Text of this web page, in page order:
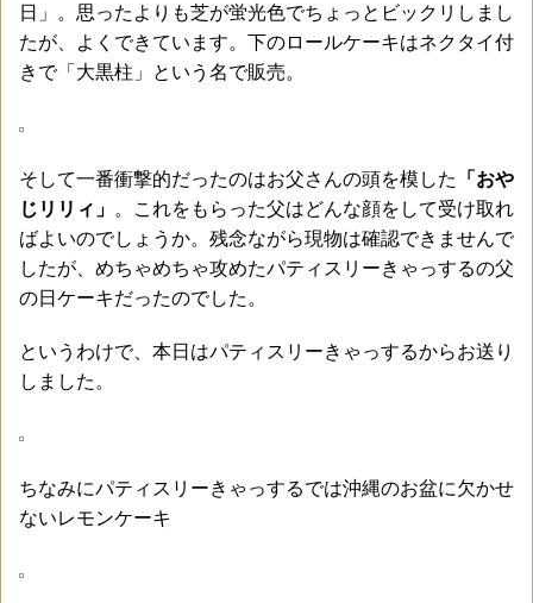
日」。思ったよりも芝が蛍光色でちょっとビックリしまし
たが、よくできています。下のロールケーキはネクタイ付
きで「大黒柱」という名で販売。
そして一番衝撃的だったのはお父さんの頭を模した
「おや
じリリィ」 。これをもらった父はどんな顔をして受け取れ
ばよいのでしょうか。残念ながら現物は確認できませんで
したが、めちゃめちゃ攻めたパティスリーきゃっするの父
の日ケーキだったのでした。
というわけで、本日はパティスリーきゃっするからお送り
しました。
ちなみにパティスリーきゃっするでは沖縄のお盆に欠かせ
ないレモンケーキ